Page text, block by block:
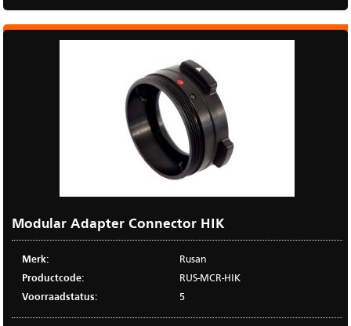
Modular Adapter Connector HIK
Merk:
Rusan
Productcode:
RUS-MCR-HIK
Voorraadstatus:
5